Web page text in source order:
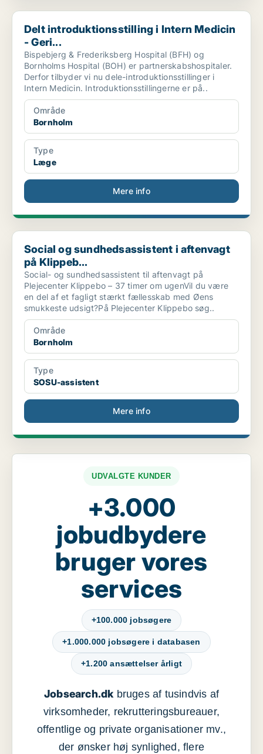
Delt introduktionsstilling i Intern Medicin - Geri...
Delt introduktionsstilling i Intern Medicin
- Geri...
Bispebjerg & Frederiksberg Hospital (BFH) og
Bornholms Hospital (BOH) er partnerskabshospitaler.
Derfor tilbyder vi nu dele-introduktionsstillinger i
Intern Medicin. Introduktionsstillingerne er på..
Område
Bornholm
Type
Læge
Mere info
Social og sundhedsassistent i aftenvagt på Klippeb...
Social og sundhedsassistent i aftenvagt
på Klippeb...
Social- og sundhedsassistent til aftenvagt på
Plejecenter Klippebo – 37 timer om ugenVil du være
en del af et fagligt stærkt fællesskab med Øens
smukkeste udsigt?På Plejecenter Klippebo søg..
Område
Bornholm
Type
SOSU-assistent
Mere info
UDVALGTE KUNDER
+3.000
jobudbydere
bruger vores
services
+100.000 jobsøgere
+1.000.000 jobsøgere i databasen
+1.200 ansættelser årligt
Jobsearch.dkbruges af tusindvis af
virksomheder, rekrutteringsbureauer,
offentlige og private organisationer mv.,
der ønsker høj synlighed, flere